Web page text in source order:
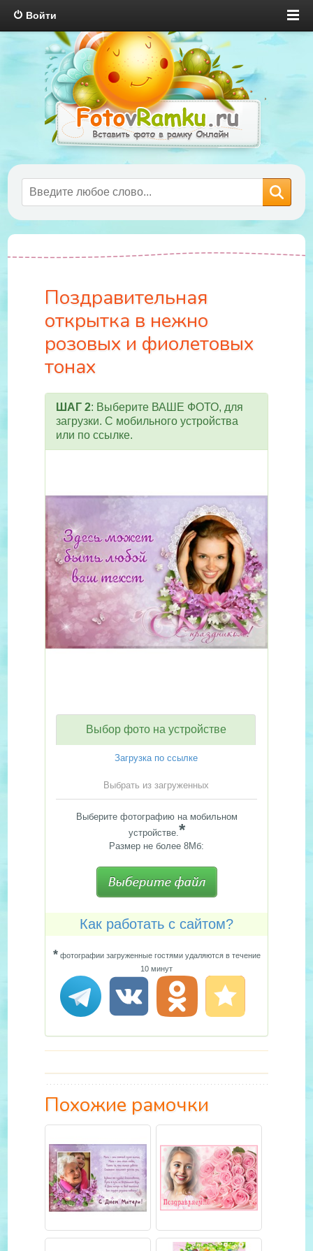
Войти
Поздравительная
открытка в нежно
розовых и фиолетовых
тонах
ШАГ 2: Выберите ВАШЕ ФОТО, для
загрузки. С мобильного устройства
или по ссылке.
Выбор фото на устройстве
Загрузка по ссылке
Выбрать из загруженных
Выберите фотографию на мобильном
устройстве.*
Размер не более 8Мб:
Как работать с сайтом?
*фотографии загруженные гостями удаляются в течение
10 минут
Похожие рамочки